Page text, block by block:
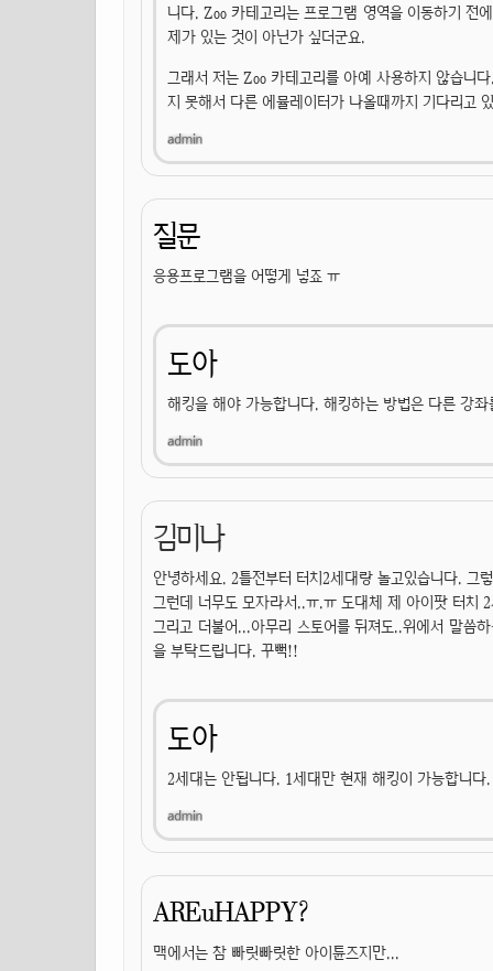
니다. Zoo 카테고리는 프로그램 영역을 이동하기 전
제가 있는 것이 아닌가 싶더군요.
그래서 저는 Zoo 카테고리를 아예 사용하지 않습니
지 못해서 다른 에뮬레이터가 나올때까지 기다리고
질문
응용프로그램을 어떻게 넣죠 ㅠ
도아
해킹을 해야 가능합니다. 해킹하는 방법은 다른 강
김미나
안녕하세요. 2틀전부터 터치2세대랑 놀고있습니다.
그런데 너무도 모자라서..ㅠ.ㅠ 도대체 제 아이팟 터치
그리고 더불어...아무리 스토어를 뒤져도..위에서 말씀
을 부탁드립니다. 꾸뻑!!
도아
2세대는 안됩니다. 1세대만 현재 해킹이 가능합니다.
AREuHAPPY?
맥에서는 참 빠릿빠릿한 아이튠즈지만...